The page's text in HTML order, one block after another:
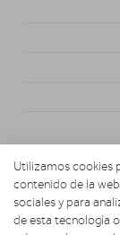
Utilizamos cookies
contenido de la
sociales y para
de esta tecnología